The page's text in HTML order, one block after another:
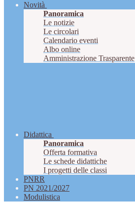
Novità
Panoramica
Le notizie
Le circolari
Calendario eventi
Albo online
Amministrazione Trasparente
Didattica
Panoramica
Offerta formativa
Le schede didattiche
I progetti delle classi
PNRR
PN 2021/2027
Modulistica